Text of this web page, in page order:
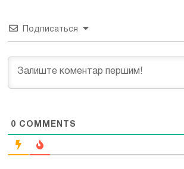
Подписаться
0 COMMENTS